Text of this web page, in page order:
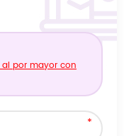
por mayor con